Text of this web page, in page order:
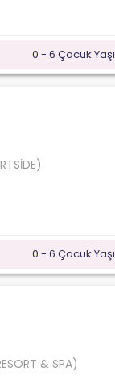
0 - 6 Çocuk Yaşı
0 - 6 Çocuk Yaşı
& SPA)